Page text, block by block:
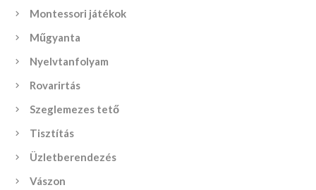
Montessori játékok
Műgyanta
Nyelvtanfolyam
Rovarirtás
Szeglemezes tető
Tisztítás
Üzletberendezés
Vászon